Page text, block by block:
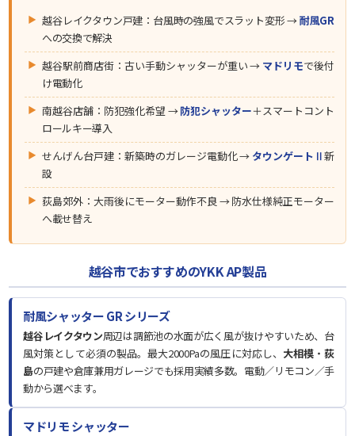
越谷レイクタウン戸建：台風時の強風でスラット変形 →耐風GR
への交換で解決
越谷駅前商店街：古い手動シャッターが重い → マドリモで後付
け電動化
南越谷店舗：防犯強化希望 →防犯シャッター＋スマートコント
ロールキー導入
せんげん台戸建：新築時のガレージ電動化 → タウンゲートⅡ新
設
荻島郊外：大雨後にモーター動作不良 → 防水仕様純正モーター
へ載せ替え
越谷市でおすすめのYKK AP製品
耐風シャッター GR シリーズ
越谷レイクタウン周辺は調節池の水面が広く風が抜けやすいため、台
風対策として必須の製品。最大2000Paの風圧に対応し、 大相模 ・荻
島の戸建や倉庫兼用ガレージでも採用実績多数。電動／リモコン／手
動から選べます。
マドリモ シャッター